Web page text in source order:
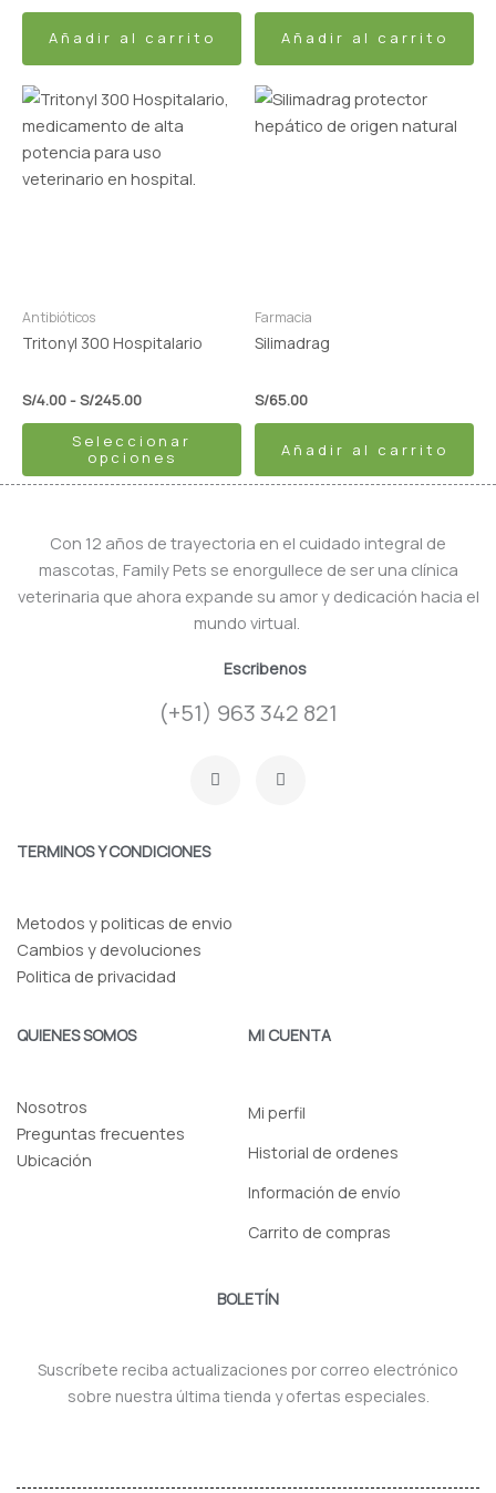
Añadir al carrito Añadir al carrito
Antibióticos
Tritonyl 300 Hospitalario
S/4.00-S/245.00
Rango
de
precios:
desde
hasta
Seleccionar
opciones
Este
producto
tiene
múltiples
pueden
elegir
la
producto
Farmacia
Silimadrag
S/65.00
Añadir al carrito
Con 12 años de trayectoria en el cuidado integral de
mascotas, Family Pets se enorgullece de ser una clínica
veterinaria que ahora expande su amor y dedicación hacia el
mundo virtual.
Escribenos
(+51) 963 342 821
a n
TERMINOS Y CONDICIONES
Metodos y politicas de envio
Cambios y devoluciones
Politica de privacidad
QUIENES SOMOS
Nosotros
Preguntas frecuentes
Ubicación
MI CUENTA
Mi perfil
Historial de ordenes
Información de envío
Carrito de compras
BOLETÍN
Suscríbete reciba actualizaciones por correo electrónico
sobre nuestra última tienda y ofertas especiales.